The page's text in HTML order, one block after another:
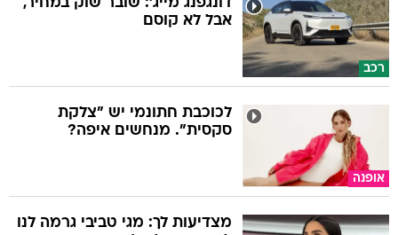
רכב
דונגפנג מייג': שובר שוק במחיר,
אבל לא קוסם
אופנה
לכוכבת חתונמי יש "צלקת
סקסית". מנחשים איפה?
מצדיעות לך: מגי טביבי גרמה לנו